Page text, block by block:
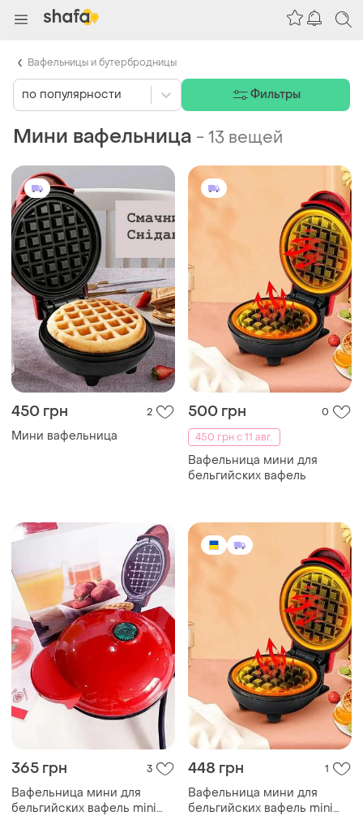
Мини вафельница -13 вещей
450 грн 2
Мини вафельница
500 грн
0
450 грн с 11 авг.
Вафельница мини для
бельгийских вафель
365 грн 3
Вафельница мини для
бельгийских вафель mini
448 грн 1
Вафельница мини для
бельгийских вафель mini
по популярности Фильтры
Вафельницы и бутербродницы